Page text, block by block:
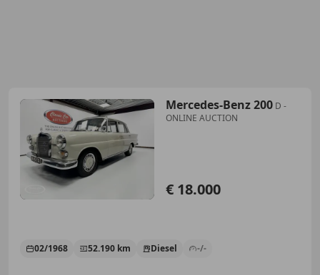
Mercedes-Benz 200 D -
ONLINE AUCTION
€ 18.000
02/1968 52.190 km Diesel -/-